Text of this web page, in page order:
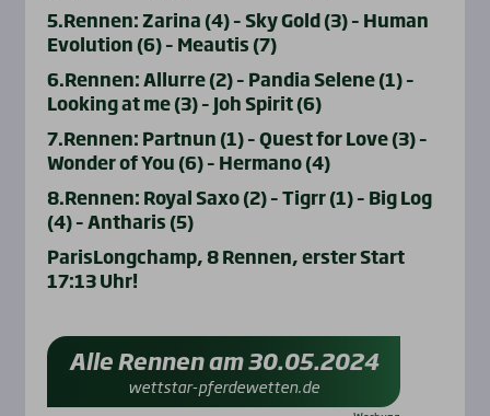
5.Rennen: Zarina (4) – Sky Gold (3) – Human
Evolution (6) – Meautis (7)
6.Rennen: Allurre (2) – Pandia Selene (1) –
Looking at me (3) – Joh Spirit (6)
7.Rennen: Partnun (1) – Quest for Love (3) –
Wonder of You (6) – Hermano (4)
8.Rennen: Royal Saxo (2) – Tigrr (1) – Big Log
(4) – Antharis (5)
ParisLongchamp, 8 Rennen, erster Start
17:13 Uhr!
Alle Rennen am 30.05.2024
wettstar-pferdewetten.de